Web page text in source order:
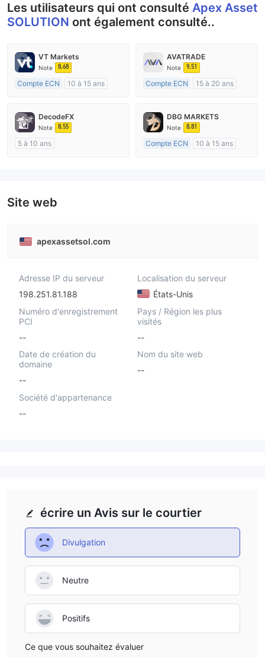
Les utilisateurs qui ont consulté Apex Asset
SOLUTION ont également consulté..
VT Markets
Note 8.68
Compte ECN
10 à 15 ans
Market Making (MM)
Etiquette principale MT4
AVATRADE
Note 9.51
Compte ECN
15 à 20 ans
Market Making (MM)
Etiquette principale MT4
DecodeFX
Note 8.55
5 à 10 ans
DBG MARKETS
Note 8.81
Compte ECN
10 à 15 ans
Site web
apexassetsol.com
Adresse IP du serveur
198.251.81.188
Localisation du serveur
États-Unis
Numéro d'enregistrement
PCI
--
Pays / Région les plus
visités
--
Date de création du
domaine
--
Nom du site web
--
Société d'appartenance
--
écrire un Avis sur le courtier
Divulgation
Neutre
Positifs
Ce que vous souhaitez évaluer